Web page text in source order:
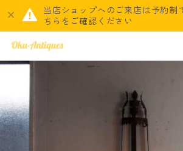
当店ショップへのご来店は予約
ちらをご確認ください